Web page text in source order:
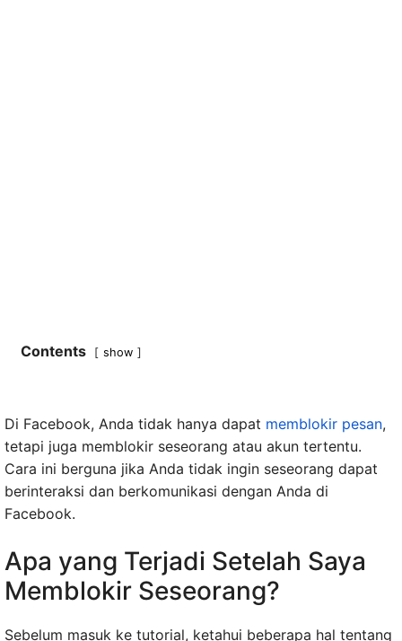
Contents show
Di Facebook, Anda tidak hanya dapat memblokir pesan,
tetapi juga memblokir seseorang atau akun tertentu.
Cara ini berguna jika Anda tidak ingin seseorang dapat
berinteraksi dan berkomunikasi dengan Anda di
Facebook.
Apa yang Terjadi Setelah Saya
Memblokir Seseorang?
Sebelum masuk ke tutorial, ketahui beberapa hal tentang